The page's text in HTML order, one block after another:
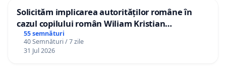
Solicităm implicarea autorităților române în
cazul copilului român Wiliam Kristian
Gheorghe, aflat în plasament în Danemarca de
12 ani
55 semnături
40 Semnături / 7 zile
31 Jul 2026